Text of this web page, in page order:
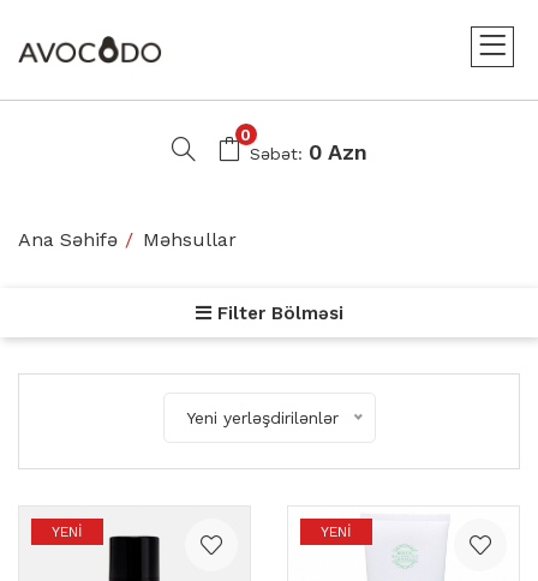
Səbət: 0 Azn
0
Ana Səhifə Məhsullar
Yeni yerləşdirilənlər
YENI YENI
Filter Bölməsi